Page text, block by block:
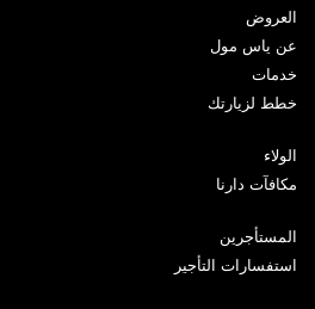
العروض
عن ياس مول
خدمات
خطط لزيارتك
الولاء
مكافآت دارنا
المستأجرين
استفسارات التأجير